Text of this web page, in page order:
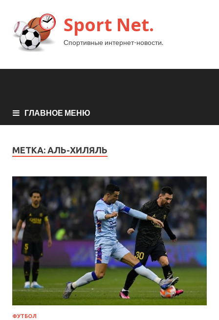
Sport Net.
Спортивные интернет-новости.
ГЛАВНОЕ МЕНЮ
МЕТКА: АЛЬ-ХИЛЯЛЬ
ФУТБОЛ